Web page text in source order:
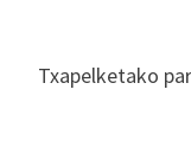
Txapelketako